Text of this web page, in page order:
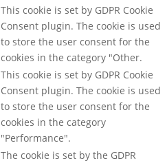
This cookie is set by GDPR Cookie
Consent plugin. The cookie is used
to store the user consent for the
cookies in the category "Other.
This cookie is set by GDPR Cookie
Consent plugin. The cookie is used
to store the user consent for the
cookies in the category
"Performance".
The cookie is set by the GDPR